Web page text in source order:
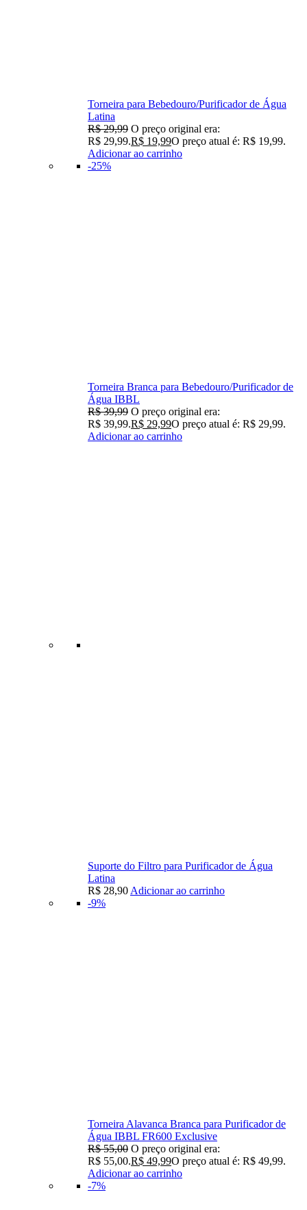
Torneira para Bebedouro/Purificador de Água
Latina
R$29,99 O preço original era:
R$ 29,99.R$ 19,99O preço atual é: R$ 19,99.
Adicionar ao carrinho
-25%
Torneira Branca para Bebedouro/Purificador de
Água IBBL
R$39,99 O preço original era:
R$ 39,99.R$ 29,99O preço atual é: R$ 29,99.
Adicionar ao carrinho
Suporte do Filtro para Purificador de Água
Latina
R$ 28,90 Adicionar ao carrinho
-9%
Torneira Alavanca Branca para Purificador de
Água IBBL FR600 Exclusive
R$55,00 O preço original era:
R$ 55,00.R$ 49,99O preço atual é: R$ 49,99.
Adicionar ao carrinho
-7%